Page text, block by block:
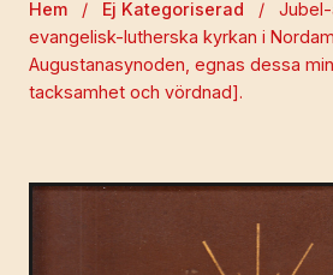
Hem / Ej Kategoriserad /
evangelisk-lutherska kyrkan i
Augustanasynoden, egnas dessa
tacksamhet och vördnad].